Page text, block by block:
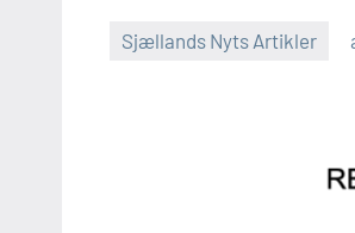
Sjællands Nyts Artikler